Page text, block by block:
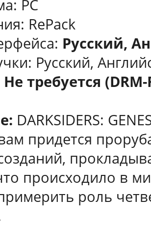
PC
RePack
Русский,
Русский,
Не требуется
DARKSIDERS:
придется
происходило в
роль